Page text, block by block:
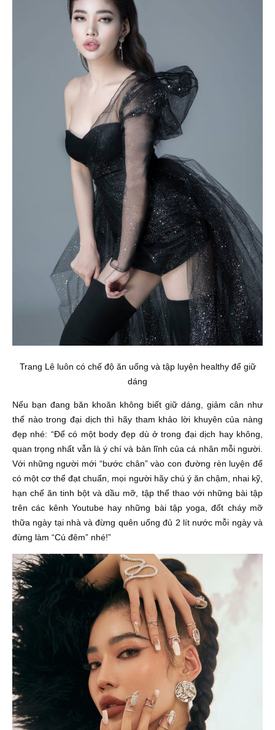
Trang Lê luôn có chế độ ăn uống và tập luyện healthy để giữ
dáng
Nếu bạn đang băn khoăn không biết giữ dáng, giảm cân như
thế nào trong đại dịch thì hãy tham khảo lời khuyên của nàng
đẹp nhé: “Để có một body đẹp dù ở trong đại dịch hay không,
quan trọng nhất vẫn là ý chí và bản lĩnh của cá nhân mỗi người.
Với những người mới “bước chân” vào con đường rèn luyện để
có một cơ thể đạt chuẩn, mọi người hãy chú ý ăn chậm, nhai kỹ,
hạn chế ăn tinh bột và dầu mỡ, tập thể thao với những bài tập
trên các kênh Youtube hay những bài tập yoga, đốt cháy mỡ
thữa ngày tại nhà và đừng quên uống đủ 2 lít nước mỗi ngày và
đừng làm “Cú đêm” nhé!”